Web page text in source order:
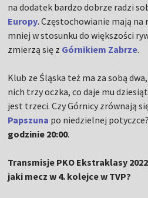
na dodatek bardzo dobrze radzi
Europy. Częstochowianie mają
mniej w stosunku do większości
zmierzą się z Górnikiem Zabrze.
Klub ze Śląska też ma za sobą
nich trzy oczka, co daje mu
jest trzeci. Czy Górnicy zrównają
Papszuna po niedzielnej potyczce?
godzinie 20:00.
Transmisje PKO Ekstraklasy
jaki mecz w 4. kolejce w TVP?